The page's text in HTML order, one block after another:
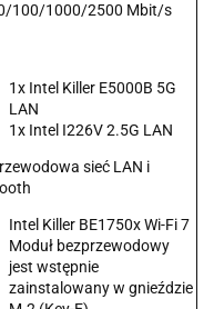
100/1000/2500 Mbit/s
1x Intel Killer E5000B 5G
LAN
1x Intel I226V 2.5G LAN
sieć LAN i
Intel Killer BE1750x Wi-Fi 7
Moduł bezprzewodowy
jest wstępnie
zainstalowany w gnieździe